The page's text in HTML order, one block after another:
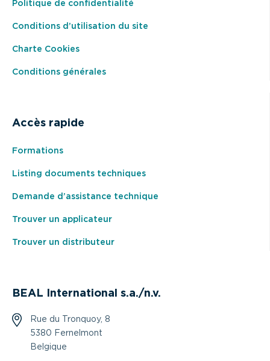
Politique de confidentialité
Conditions d’utilisation du site
Charte Cookies
Conditions générales
Accès rapide
Formations
Listing documents techniques
Demande d’assistance technique
Trouver un applicateur
Trouver un distributeur
BEAL International s.a./n.v.
Rue du Tronquoy, 8
5380 Fernelmont
Belgique